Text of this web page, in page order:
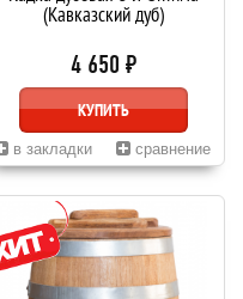
(Кавказский дуб)
4 650 ₽
КУПИТЬ
в закладки сравнение